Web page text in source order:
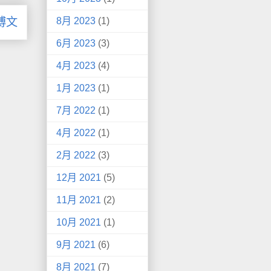
文 8月 2023 (1)
6月 2023 (3)
4月 2023 (4)
1月 2023 (1)
7月 2022 (1)
4月 2022 (1)
2月 2022 (3)
12月 2021 (5)
11月 2021 (2)
10月 2021 (1)
9月 2021 (6)
8月 2021 (7)